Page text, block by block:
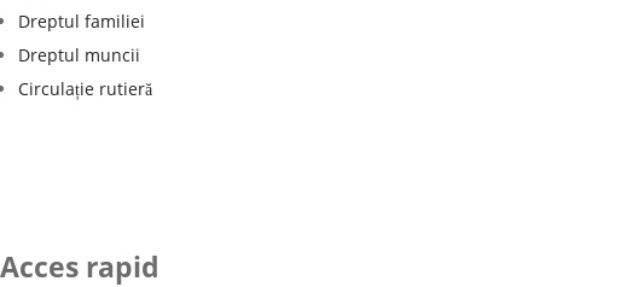
Dreptul familiei
Dreptul muncii
Circulație rutieră
Acces rapid